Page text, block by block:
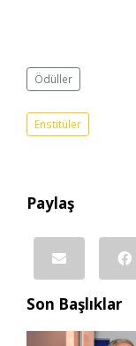
Ödüller
Enstitüler
Paylaş
Son Başlıklar